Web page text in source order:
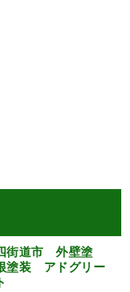
街道市 外壁塗
塗装 アドグリー